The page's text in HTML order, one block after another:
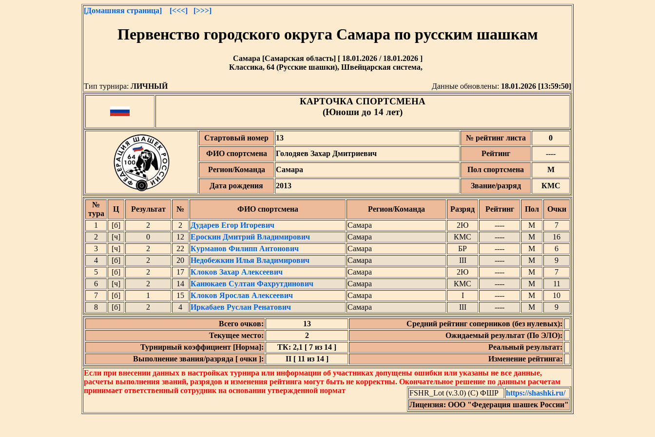
[Домашняя страница] [<<<] [>>>]
Первенство городского округа Самара по русским шашкам
Самара [Самарская область] [ 18.01.2026 / 18.01.2026 ]
Классика, 64 (Русские шашки), Швейцарская система,
Тип турнира: ЛИЧНЫЙ Данные обновлены: 18.01.2026 [13:59:50]
КАРТОЧКА СПОРТСМЕНА
(Юноши до 14 лет)
Стартовый номер 13 № рейтинг листа
0
ФИО спортсмена
Голодяев Захар Дмитриевич Рейтинг
----
Регион/Команда
Самара Пол спортсмена
М
Дата рождения
2013 Звание/разряд КМС
№
тура
Ц Результат № ФИО спортсмена Регион/Команда Разряд Рейтинг Пол
Очки
1
[б] 2 2 Дударев Егор Игоревич Самара 2Ю ---- М
7
2
[ч] 0 12 Ероскин Дмитрий Владимирович Самара КМС ---- М
16
3
[ч] 2 22 Курманов Филипп Антонович Самара БР ---- М
6
4
[б] 2 20 Недобежкин Илья Владимирович Самара III ---- М
9
5
[б] 2 17 Клоков Захар Алексеевич Самара 2Ю ---- М
7
6
[ч] 2 14 Канюкаев Султан Фахрутдинович Самара КМС ---- М
11
7
[б] 1 15 Клоков Ярослав Алексеевич Самара I ---- М
10
8
[б] 2 4 Иркабаев Руслан Ренатович Самара III ---- М
9
Всего очков:
13
Средний рейтинг соперников (без нулевых):
Текущее место:
2
Ожидаемый результат (По ЭЛО):
Турнирный коэффициент [Норма]:
ТК: 2,1 [ 7 из 14 ]
Реальный результат:
Выполнение звания/разряда [ очки ]:
II [ 11 из 14 ]
Изменение рейтинга:
Если при внесении данных в настройках турнира или информации об участниках допущены ошибки или указаны не все данные,
расчеты выполнения званий, разрядов и изменения рейтинга могут быть не корректны. Окончательное решение по данным расчетам
принимает ответственный сотрудник на основании утвержденной нормат
FSHR_Lot (v.3.0) (C) ФШР
https://shashki.ru/
Лицензия: ООО "Федерация шашек России"